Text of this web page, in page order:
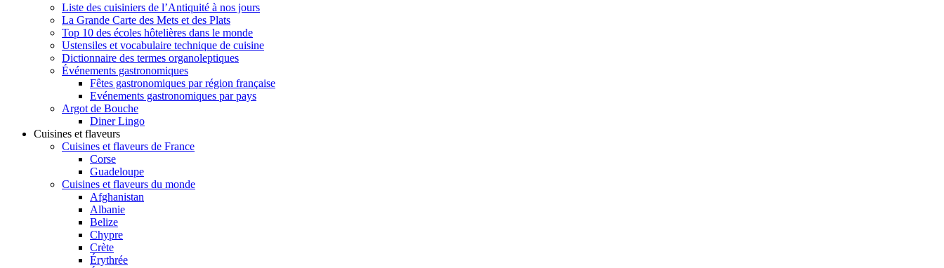
Liste des cuisiniers de l’Antiquité à nos jours
La Grande Carte des Mets et des Plats
Top 10 des écoles hôtelières dans le monde
Ustensiles et vocabulaire technique de cuisine
Dictionnaire des termes organoleptiques
Événements gastronomiques
Fêtes gastronomiques par région française
Evénements gastronomiques par pays
Argot de Bouche
Diner Lingo
Cuisines et flaveurs
Cuisines et flaveurs de France
Corse
Guadeloupe
Cuisines et flaveurs du monde
Afghanistan
Albanie
Belize
Chypre
Crète
Érythrée